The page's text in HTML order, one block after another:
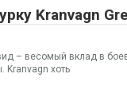
Kranvagn
– весомый вклад в
Kranvagn хоть